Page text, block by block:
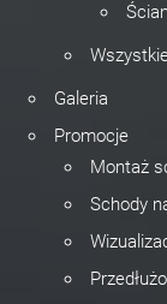
Galeria
Promocje
Montaż
Schody